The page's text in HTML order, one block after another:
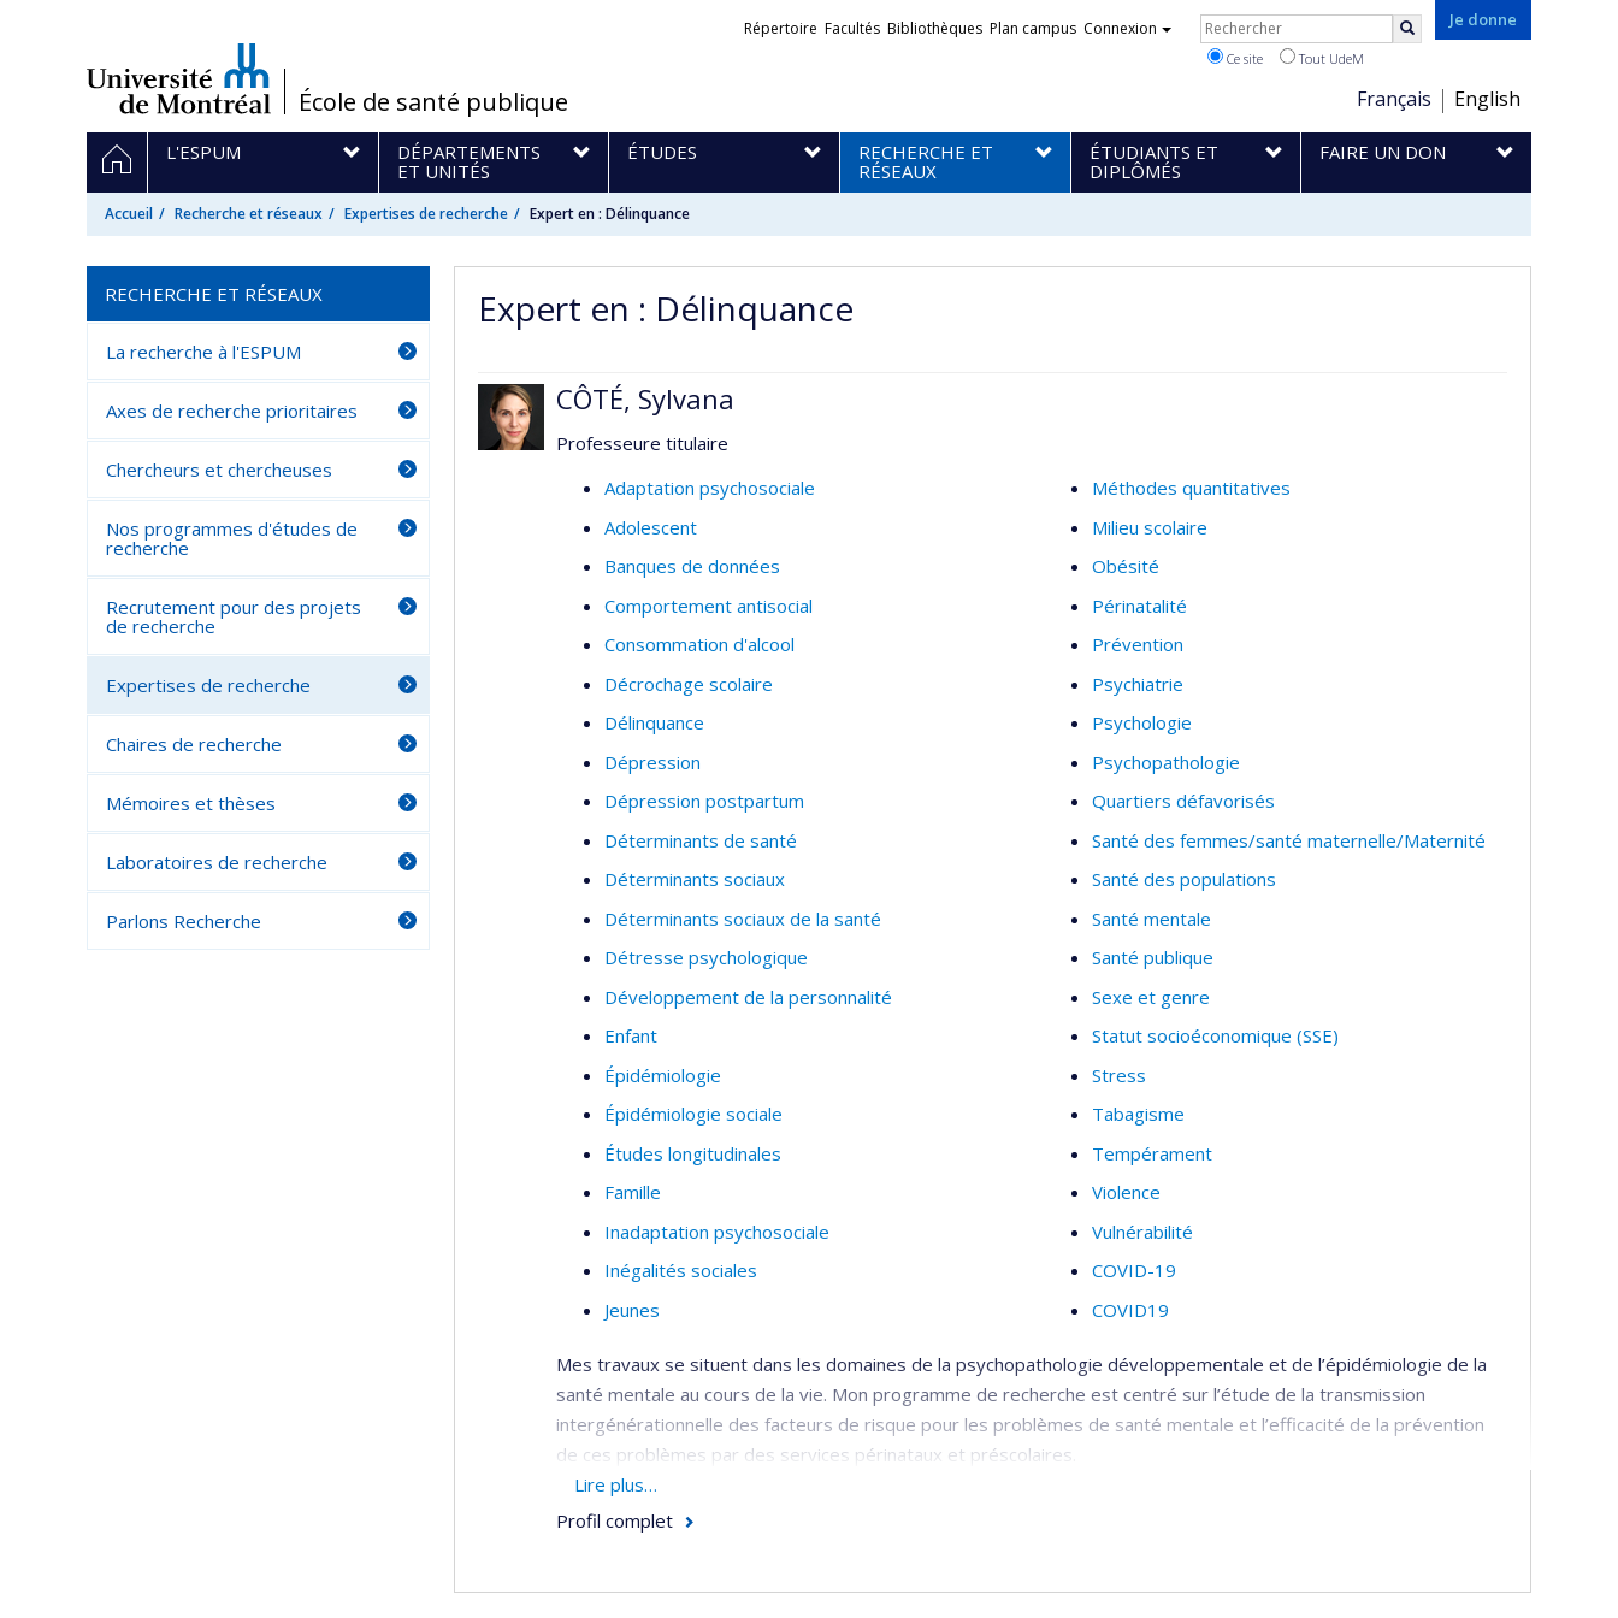
/École de santé publique
Je donne
Choix
de
la
langue
Français English
Liens
Répertoire Facultés Bibliothèques Plan campus Connexion Rechercher
Ce site Tout UdeM
Navigation
principale
ACCUEIL
L'ESPUM
DÉPARTEMENTS
ET UNITÉS
ÉTUDES
RECHERCHE ET
RÉSEAUX
ÉTUDIANTS ET
DIPLÔMÉS
FAIRE UN DON
Accueil Recherche et réseaux Expertises de recherche Expert en : Délinquance
Expert en : Délinquance
CÔTÉ, Sylvana
Professeure titulaire
Adaptation psychosociale
Adolescent
Banques de données
Comportement antisocial
Consommation d'alcool
Décrochage scolaire
Délinquance
Dépression
Dépression postpartum
Déterminants de santé
Déterminants sociaux
Déterminants sociaux de la santé
Détresse psychologique
Développement de la personnalité
Enfant
Épidémiologie
Épidémiologie sociale
Études longitudinales
Famille
Inadaptation psychosociale
Inégalités sociales
Jeunes
Méthodes quantitatives
Milieu scolaire
Obésité
Périnatalité
Prévention
Psychiatrie
Psychologie
Psychopathologie
Quartiers défavorisés
Santé des femmes/santé maternelle/Maternité
Santé des populations
Santé mentale
Santé publique
Sexe et genre
Statut socioéconomique (SSE)
Stress
Tabagisme
Tempérament
Violence
Vulnérabilité
COVID-19
COVID19
Mes travaux se situent dans les domaines de la psychopathologie développementale et de l’épidémiologie de la
santé mentale au cours de la vie. Mon programme de recherche est centré sur l’étude de la transmission
intergénérationnelle des facteurs de risque pour les problèmes de santé mentale et l’efficacité de la prévention
de ces problèmes par des services périnataux et préscolaires.
Mon programme comprend deux axes de recherche et un axe de transfert de connaissances :
Lire plus…
Profil complet
RECHERCHE ET RÉSEAUX
La recherche à l'ESPUM
Axes de recherche prioritaires
Chercheurs et chercheuses
Nos programmes d'études de
recherche
Recrutement pour des projets
de recherche
Expertises de recherche
Chaires de recherche
Mémoires et thèses
Laboratoires de recherche
Parlons Recherche